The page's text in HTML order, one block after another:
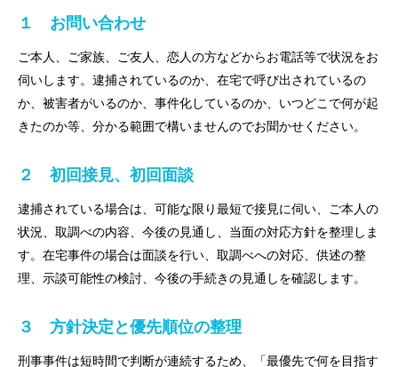
１ お問い合わせ
ご本人、ご家族、ご友人、恋人の方などからお電話等で状況をお
伺いします。逮捕されているのか、在宅で呼び出されているの
か、被害者がいるのか、事件化しているのか、いつどこで何が起
きたのか等、分かる範囲で構いませんのでお聞かせください。
２ 初回接見、初回面談
逮捕されている場合は、可能な限り最短で接見に伺い、ご本人の
状況、取調べの内容、今後の見通し、当面の対応方針を整理しま
す。在宅事件の場合は面談を行い、取調べへの対応、供述の整
理、示談可能性の検討、今後の手続きの見通しを確認します。
３ 方針決定と優先順位の整理
刑事事件は短時間で判断が連続するため、「最優先で何を目指す